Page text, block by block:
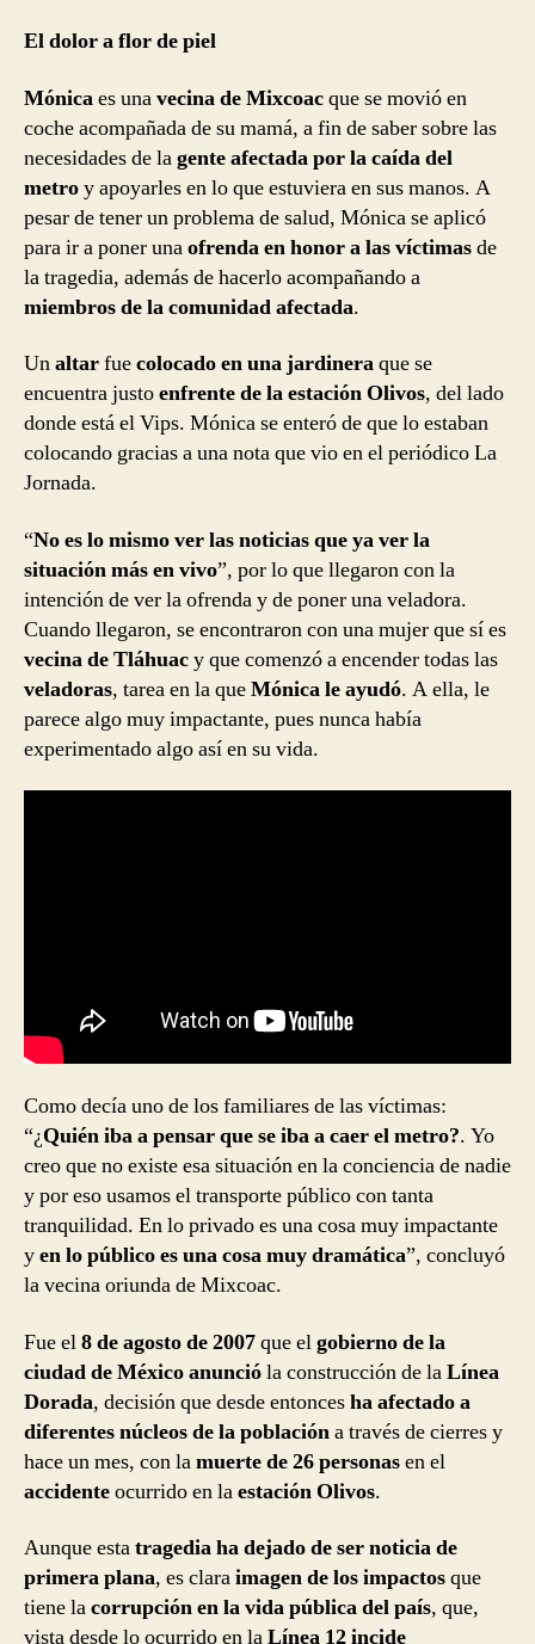
El dolor a flor de piel
Mónicaes unavecina de Mixcoacque se movió en
coche acompañada de su mamá, a fin de saber sobre las
necesidades de lagente afectada por la caída del
metroy apoyarles en lo que estuviera en sus manos. A
pesar de tener un problema de salud, Mónica se aplicó
para ir a poner unaofrenda en honor a las víctimasde
la tragedia, además de hacerlo acompañando a
miembros de la comunidad afectada.
Unaltarfuecolocado en una jardineraque se
encuentra justoenfrente de la estación Olivos, del lado
donde está el Vips. Mónica se enteró de que lo estaban
colocando gracias a una nota que vio en el periódico La
Jornada.
“No es lo mismo ver las noticias que ya ver la
situación más en vivo”, por lo que llegaron con la
intención de ver la ofrenda y de poner una veladora.
Cuando llegaron, se encontraron con una mujer que sí es
vecina de Tláhuacy que comenzó a encender todas las
veladoras, tarea en la queMónica le ayudó. A ella, le
parece algo muy impactante, pues nunca había
experimentado algo así en su vida.
Como decía uno de los familiares de las víctimas:
“¿Quién iba a pensar que se iba a caer el metro?. Yo
creo que no existe esa situación en la conciencia de nadie
y por eso usamos el transporte público con tanta
tranquilidad. En lo privado es una cosa muy impactante
yen lo público es una cosa muy dramática”, concluyó
la vecina oriunda de Mixcoac.
Fue el8 de agosto de 2007que elgobierno de la
ciudad de Méxicoanuncióla construcción de laLínea
Dorada, decisión que desde entoncesha afectado a
diferentes núcleos de la poblacióna través de cierres y
hace un mes, con lamuerte de 26 personasen el
accidenteocurrido en laestación Olivos.
Aunque estatragedia ha dejado de ser noticia de
primera plana, es claraimagen de los impactosque
tiene lacorrupción en la vida pública del país, que,
vista desde lo ocurrido en laLínea 12incide